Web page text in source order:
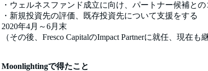
・ウェルネスファンド成立に向け、パートナー候補と
・新規投資先の評価、既存投資先について支援をする
2020年4月～6月末
（その後、Fresco CapitalのImpact Partnerに就任、現在も
Moonlightingで得たこと